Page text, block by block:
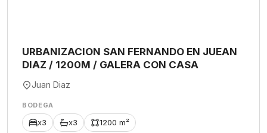
URBANIZACION SAN FERNANDO EN JUEAN
DIAZ / 1200M / GALERA CON CASA
Juan Diaz
BODEGA
x3 x3 1200 m²